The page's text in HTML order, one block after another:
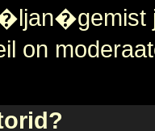
on